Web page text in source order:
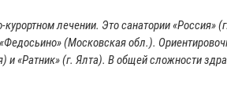
лечении. Это санатории «Россия» (г.
(Московская обл.).
и «Ратник» (г. Ялта). В общей сложности